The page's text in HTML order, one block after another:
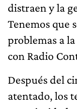
distraen y la
Tenemos que
problemas a
con Radio
Después del
atentado, los